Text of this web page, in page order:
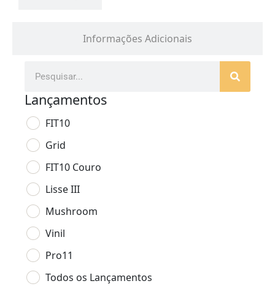
Informações Adicionais
Lançamentos
FIT10
Grid
FIT10 Couro
Lisse III
Mushroom
Vinil
Pro11
Todos os Lançamentos